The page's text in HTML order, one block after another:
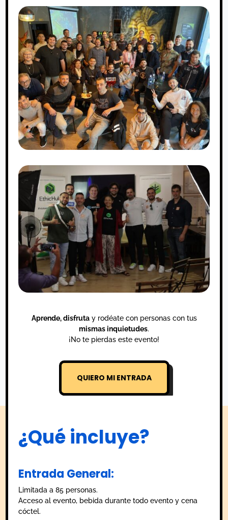
Aprende, disfrutay rodéate con personas con tus
mismas inquietudes.
¡No te pierdas este evento!
QUIERO MI ENTRADA
¿Qué incluye?
Entrada General:
Limitada a 85 personas.
Acceso al evento, bebida durante todo evento y cena
cóctel.